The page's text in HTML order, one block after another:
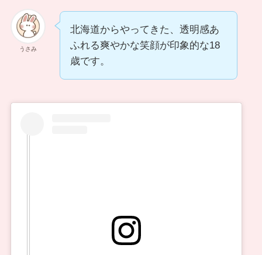
うさみ
北海道からやってきた、透明感あ
ふれる爽やかな笑顔が印象的な18
歳です。